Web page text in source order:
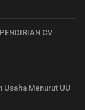
CV
Menurut UU